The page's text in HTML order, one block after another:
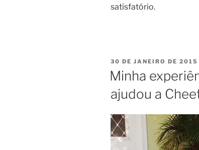
satisfatório.
30 DE JANEIRO DE 2015
Minha
ajudou a